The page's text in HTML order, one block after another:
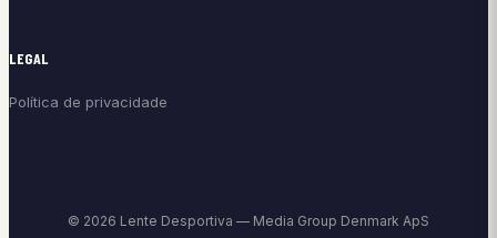
LEGAL
Política de privacidade
© 2026 Lente Desportiva — Media Group Denmark ApS